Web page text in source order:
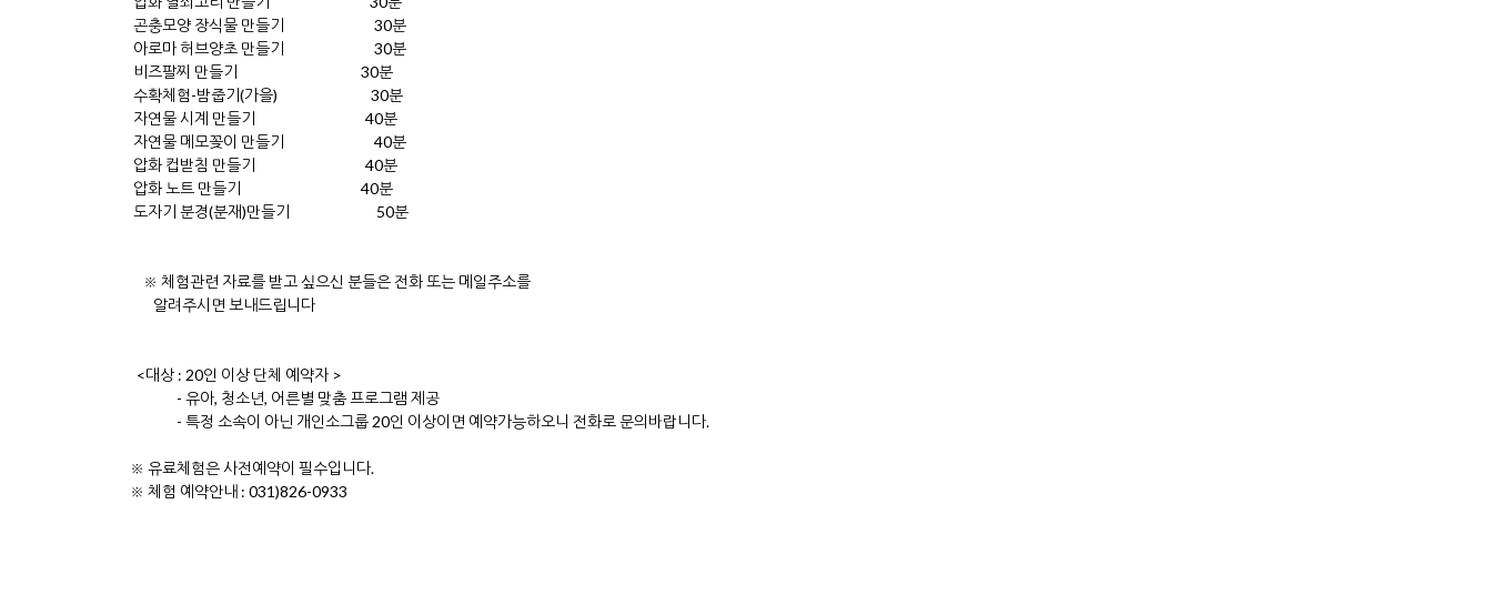
곤충모양 장식물 만들기 30분
아로마 허브양초 만들기 30분
비즈팔찌 만들기 30분
수확체험-밤줍기(가을) 30분
자연물 시계 만들기 40분
자연물 메모꽂이 만들기 40분
압화 컵받침 만들기 40분
압화 노트 만들기 40분
도자기 분경(분재)만들기 50분
※ 체험관련 자료를 받고 싶으신 분들은 전화 또는 메일주소를
알려주시면 보내드립니다
<대상 : 20인 이상 단체 예약자 >
- 유아, 청소년, 어른별 맞춤 프로그램 제공
- 특정 소속이 아닌 개인소그룹 20인 이상이면 예약가능하오니 전화로 문의바랍니다.
※ 유료체험은 사전예약이 필수입니다.
※ 체험 예약안내 : 031)826-0933